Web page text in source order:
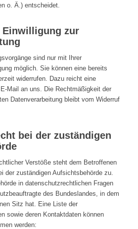
o. Ä.) entscheidet.
zur
sind nur mit Ihrer
möglich. Sie können eine bereits
widerrufen. Dazu reicht eine
Mail an uns. Die Rechtmäßigkeit der
Datenverarbeitung bleibt vom Widerruf
bei der zuständigen
Verstöße steht dem Betroffenen
der zuständigen Aufsichtsbehörde zu.
in datenschutzrechtlichen Fragen
des Bundeslandes, in dem
Sitz hat. Eine Liste der
sowie deren Kontaktdaten können
werden: